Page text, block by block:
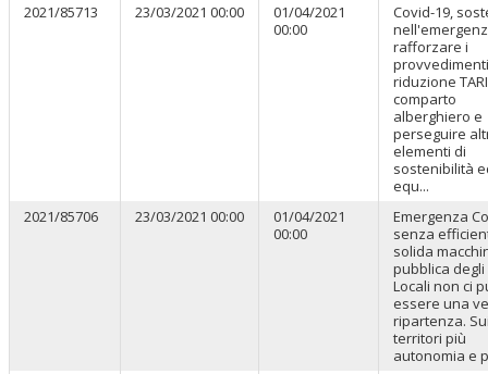
2021/85713
23/03/2021 00:00
01/04/2021
00:00
Covid-19,
rafforzare i
riduzione
comparto
alberghiero e
perseguire
elementi di
sostenibilità
equ...
2021/85706
23/03/2021 00:00
01/04/2021
00:00
Emergenza
senza
solida
pubblica degli
Locali non ci
essere una
ripartenza.
territori più
autonomia e